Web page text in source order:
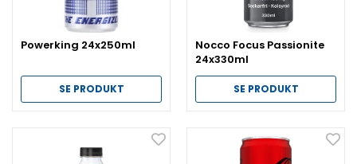
Powerking 24x250ml
SE PRODUKT
Nocco Focus Passionite
24x330ml
SE PRODUKT